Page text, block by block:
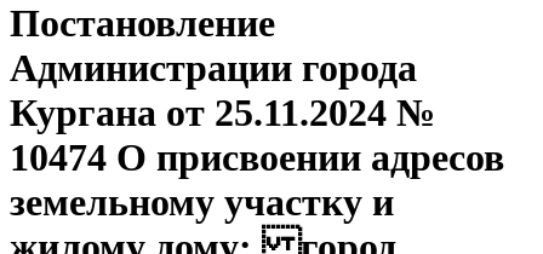
Постановление
Администрации города
Кургана от 25.11.2024 №
10474 О присвоении адресов
земельному участку и